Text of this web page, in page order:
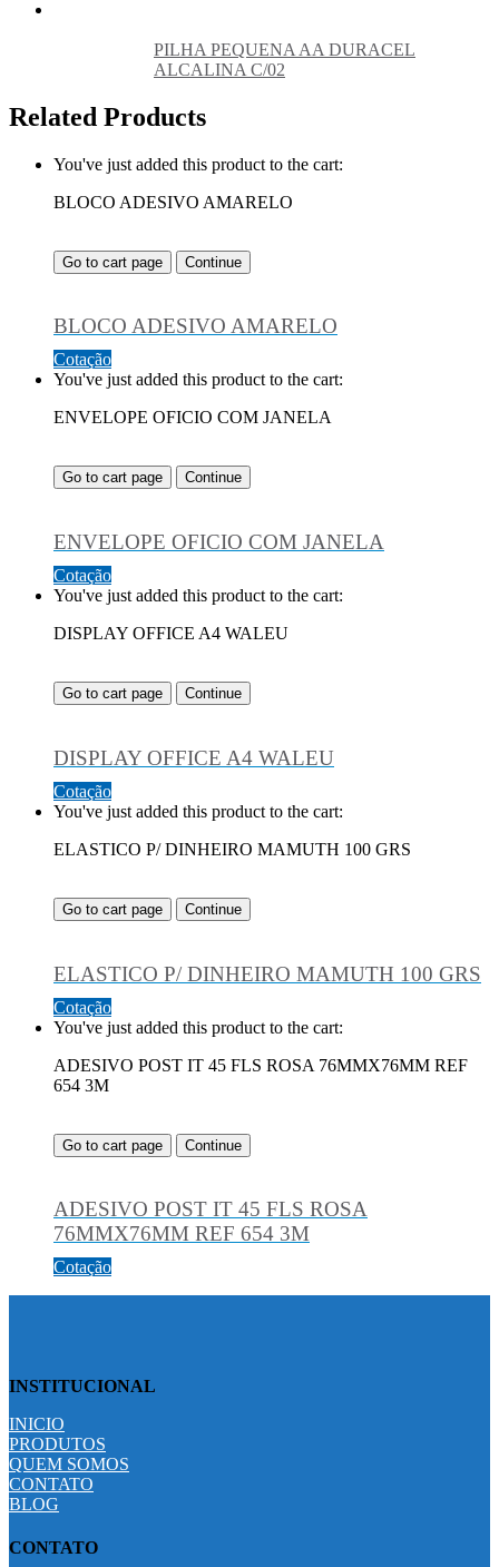
PILHA PEQUENA AA DURACEL
ALCALINA C/02
Related Products
You've just added this product to the cart:
BLOCO ADESIVO AMARELO
Go to cart page Continue
BLOCO ADESIVO AMARELO
Cotação
You've just added this product to the cart:
ENVELOPE OFICIO COM JANELA
Go to cart page Continue
ENVELOPE OFICIO COM JANELA
Cotação
You've just added this product to the cart:
DISPLAY OFFICE A4 WALEU
Go to cart page Continue
DISPLAY OFFICE A4 WALEU
Cotação
You've just added this product to the cart:
ELASTICO P/ DINHEIRO MAMUTH 100 GRS
Go to cart page Continue
ELASTICO P/ DINHEIRO MAMUTH 100 GRS
Cotação
You've just added this product to the cart:
ADESIVO POST IT 45 FLS ROSA 76MMX76MM REF
654 3M
Go to cart page Continue
ADESIVO POST IT 45 FLS ROSA
76MMX76MM REF 654 3M
Cotação
INSTITUCIONAL
INICIO
PRODUTOS
QUEM SOMOS
CONTATO
BLOG
CONTATO